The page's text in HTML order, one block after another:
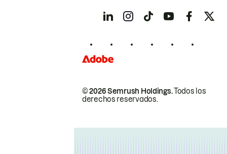
© 2026 Semrush Holdings.Todos los
derechos reservados.